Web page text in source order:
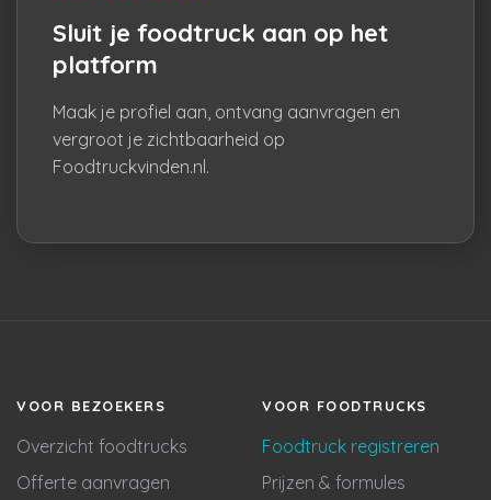
Sluit je foodtruck aan op het
platform
Maak je profiel aan, ontvang aanvragen en
vergroot je zichtbaarheid op
Foodtruckvinden.nl.
VOOR BEZOEKERS
Overzicht foodtrucks
Offerte aanvragen
VOOR FOODTRUCKS
Foodtruck registreren
Prijzen & formules